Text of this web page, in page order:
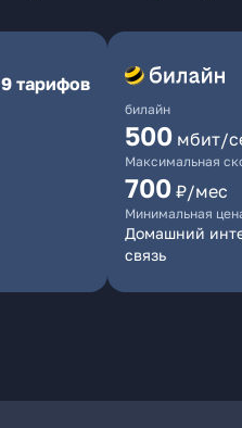
9 тарифов
билайн
500 мбит/
Максимальная
700 ₽/мес
Минимальная
Домашний
связь